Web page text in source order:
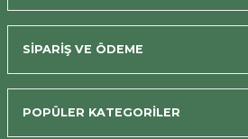
SİPARİŞ VE ÖDEME
POPÜLER KATEGORİLER